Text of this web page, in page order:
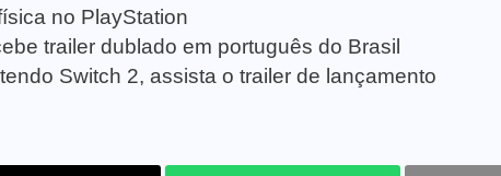
no PlayStation
trailer dublado em português do Brasil
Switch 2, assista o trailer de lançamento